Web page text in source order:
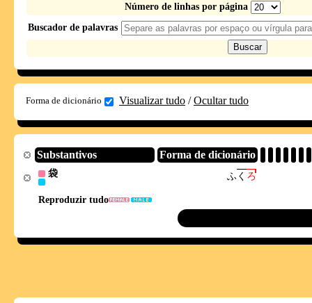
Número de linhas por página
Buscador de palavras
Forma de dicionário Visualizar tudo /Ocultar tudo
Substantivos Forma de dicionário
Reproduzir tudo
袋 ふ く ろ